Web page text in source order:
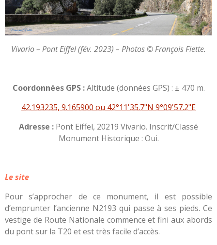
Vivario – Pont Eiffel (fév. 2023) – Photos © François Fiette.
Coordonnées GPS :Altitude (données GPS) : ± 470 m.
42.193235, 9.165900 ou 42°11'35.7"N 9°09'57.2"E
Adresse : Pont Eiffel, 20219 Vivario. Inscrit/Classé
Monument Historique : Oui.
Le site
Pour s’approcher de ce monument, il est possible
d’emprunter l’ancienne N2193 qui passe à ses pieds. Ce
vestige de Route Nationale commence et fini aux abords
du pont sur la T20 et est très facile d’accès.